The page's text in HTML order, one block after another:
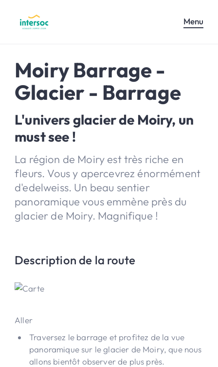
Menu
Moiry Barrage -
Glacier - Barrage
L'univers glacier de Moiry, un
must see !
La région de Moiry est très riche en
fleurs. Vous y apercevrez énormément
d'edelweiss. Un beau sentier
panoramique vous emmène près du
glacier de Moiry. Magnifique !
Description de la route
Aller
Traversez le barrage et profitez de la vue
panoramique sur le glacier de Moiry, que nous
allons bientôt observer de plus près.